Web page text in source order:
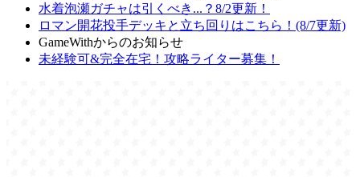
水着泡瀬ガチャは引くべき...？8/2更新！
ロマン開花投手デッキと立ち回りはこちら！(8/7更新)
GameWithからのお知らせ
未経験可&完全在宅！攻略ライター募集！